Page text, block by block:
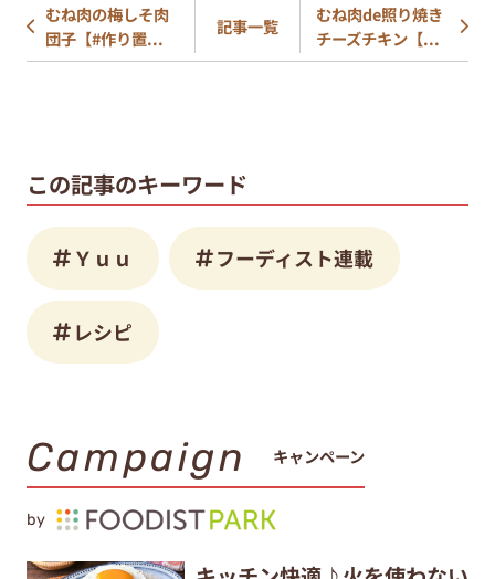
むね肉の梅しそ肉
団子【#作り置...
記事一覧
むね肉de照り焼き
チーズチキン【...
この記事のキーワード
Ｙｕｕ フーディスト連載
レシピ
Campaign キャンペーン
by